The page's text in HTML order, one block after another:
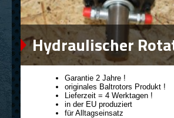
Hydraulischer
Garantie 2 Jahre !
originales Baltrotors Produkt !
Lieferzeit = 4 Werktagen !
in der EU produziert
für Alltagseinsatz